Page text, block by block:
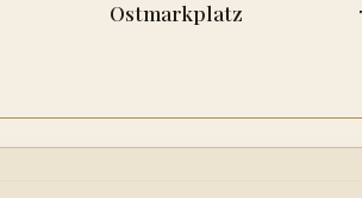
Ostmarkplatz